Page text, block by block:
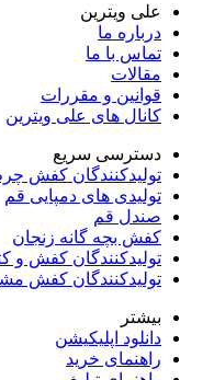
علی ویترین
درباره ما
تماس با ما
مقالات
قوانین و مقررات
کانال های علی ویترین
دسترسی سریع
تولیدکنندگان کفش چرم
تولیدی های دمپایی قم
صندل قم
کفش بچه گانه زنجان
تولیدکنندگان کفش و
تولیدکنندگان کفش
بیشتر
دانلود اپلیکیشن
راهنمای خرید